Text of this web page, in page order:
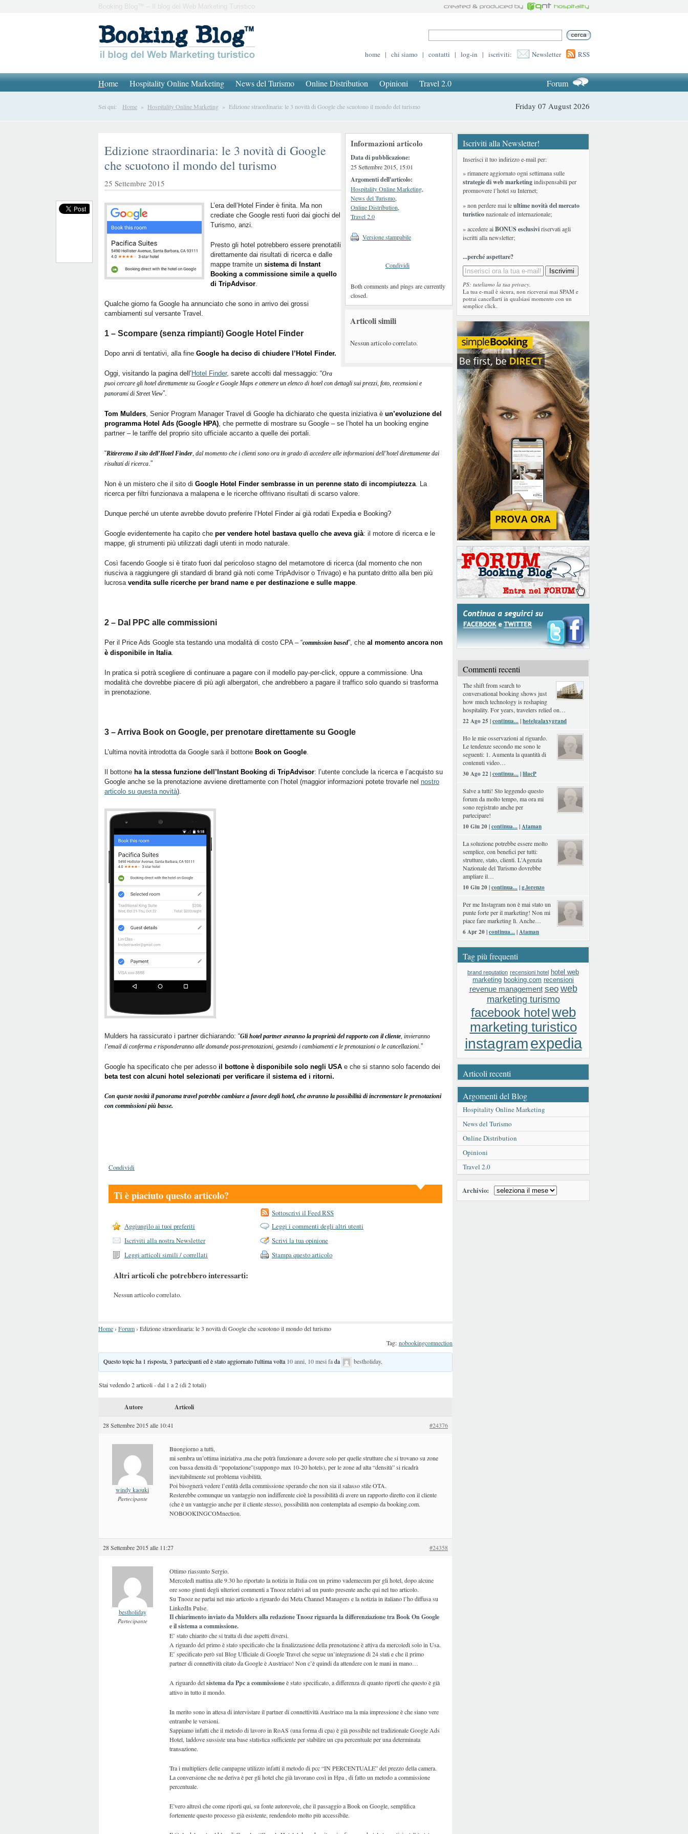
Booking Blog™ – Il blog del Web Marketing Turistico
home | chi siamo | contatti | log-in | iscriviti: Newsletter RSS
Home Hospitality Online Marketing News del Turismo Online Distribution Opinioni Travel 2.0 Forum
Sei qui: Home » Hospitality Online Marketing » Edizione straordinaria: le 3 novità di Google che scuotono il mondo del turismo Friday 07 August 2026
Informazioni articolo
Data di pubblicazione:
25 Settembre 2015, 15:01
Argomenti dell'articolo:
Hospitality Online Marketing,
News del Turismo,
Online Distribution,
Travel 2.0
Versione stampabile
Condividi
Both comments and pings are currently
closed.
Articoli simili
Nessun articolo correlato.
Edizione straordinaria: le 3 novità di Google
che scuotono il mondo del turismo
25 Settembre 2015
L’era dell’Hotel Finder è finita. Ma non
crediate che Google resti fuori dai giochi del
Turismo, anzi.
Presto gli hotel potrebbero essere prenotatili
direttamente dai risultati di ricerca e dalle
mappe tramite un sistema di Instant
Booking a commissione simile a quello
di TripAdvisor.
Qualche giorno fa Google ha annunciato che sono in arrivo dei grossi
cambiamenti sul versante Travel.
1 – Scompare (senza rimpianti) Google Hotel Finder
Dopo anni di tentativi, alla fine Google ha deciso di chiudere l’Hotel Finder.
Oggi, visitando la pagina dell’ Hotel Finder, sarete accolti dal messaggio: “Ora
puoi cercare gli hotel direttamente su Google e Google Maps e ottenere un elenco di hotel con dettagli sui prezzi, foto, recensioni e
panorami di Street View”.
Tom Mulders, Senior Program Manager Travel di Google ha dichiarato che questa iniziativa è un’evoluzione del
programma Hotel Ads (Google HPA), che permette di mostrare su Google – se l’hotel ha un booking engine
partner – le tariffe del proprio sito ufficiale accanto a quelle dei portali.
“Ritireremo il sito dell’Hotel Finder, dal momento che i clienti sono ora in grado di accedere alle informazioni dell’hotel direttamente dai
risultati di ricerca.”
Non è un mistero che il sito di Google Hotel Finder sembrasse in un perenne stato di incompiutezza. La
ricerca per filtri funzionava a malapena e le ricerche offrivano risultati di scarso valore.
Dunque perché un utente avrebbe dovuto preferire l’Hotel Finder ai già rodati Expedia e Booking?
Google evidentemente ha capito che per vendere hotel bastava quello che aveva già: il motore di ricerca e le
mappe, gli strumenti più utilizzati dagli utenti in modo naturale.
Così facendo Google si è tirato fuori dal pericoloso stagno del metamotore di ricerca (dal momento che non
riusciva a raggiungere gli standard di brand già noti come TripAdvisor o Trivago) e ha puntato dritto alla ben più
lucrosa vendita sulle ricerche per brand name e per destinazione e sulle mappe.
2 – Dal PPC alle commissioni
Per il Price Ads Google sta testando una modalità di costo CPA – “commission based”, che al momento ancora non
è disponibile in Italia.
In pratica si potrà scegliere di continuare a pagare con il modello pay-per-click, oppure a commissione. Una
modalità che dovrebbe piacere di più agli albergatori, che andrebbero a pagare il traffico solo quando si trasforma
in prenotazione.
3 – Arriva Book on Google, per prenotare direttamente su Google
L’ultima novità introdotta da Google sarà il bottone Book on Google.
Il bottone ha la stessa funzione dell’Instant Booking di TripAdvisor: l’utente conclude la ricerca e l’acquisto su
Google anche se la prenotazione avviene direttamente con l’hotel (maggior informazioni potete trovarle nel nostro
articolo su questa novità).
Mulders ha rassicurato i partner dichiarando: “Gli hotel partner avranno la proprietà del rapporto con il cliente, invieranno
l’email di conferma e risponderanno alle domande post-prenotazioni, gestendo i cambiamenti e le prenotazioni o le cancellazioni.”
Google ha specificato che per adesso il bottone è disponibile solo negli USA e che si stanno solo facendo dei
beta test con alcuni hotel selezionati per verificare il sistema ed i ritorni.
Con queste novità il panorama travel potrebbe cambiare a favore degli hotel, che avranno la possibilità di incrementare le prenotazioni
con commissioni più basse.
Condividi
Ti è piaciuto questo articolo?
Sottoscrivi il Feed RSS
Aggiungilo ai tuoi preferiti
Leggi i commenti degli altri utenti
Iscriviti alla nostra Newsletter
Scrivi la tua opinione
Leggi articoli simili / correllati
Stampa questo articolo
Altri articoli che potrebbero interessarti:
Nessun articolo correlato.
Home› Forum› Edizione straordinaria: le 3 novità di Google che scuotono il mondo del turismo
Tag: nobookingcomnection
Questo topic ha 1 risposta, 3 partecipanti ed è stato aggiornato l'ultima volta 10 anni, 10 mesi fada bestholiday.
Stai vedendo 2 articoli - dal 1 a 2 (di 2 totali)
Autore Articoli
28 Settembre 2015 alle 10:41 #24376
windy kaouki
Partecipante
Buongiorno a tutti,
mi sembra un’ottima iniziativa ,ma che potrà funzionare a dovere solo per quelle strutture che si trovano su zone
con bassa densità di “popolazione”(suppongo max 10-20 hotels), per le zone ad alta “densità” si ricadrà
inevitabilmente sul problema visibilità.
Poi bisognerà vedere l’entità della commissione sperando che non sia il salasso stile OTA.
Resterebbe comunque un vantaggio non indifferente cioè la possibilità di avere un rapporto diretto con il cliente
(che è un vantaggio anche per il cliente stesso), possibilità non contemplata ad esempio da booking.com.
NOBOOKINGCOMnection.
28 Settembre 2015 alle 11:27 #24358
bestholiday
Partecipante
Ottimo riassunto Sergio.
Mercoledì mattina alle 9.30 ho riportato la notizia in Italia con un primo vademecum per gli hotel, dopo alcune
ore sono giunti degli ulteriori commenti a Tnooz relativi ad un punto presente anche qui nel tuo articolo.
Su Tnooz ne parlai nel mio articolo a riguardo dei Meta Channel Managers e la notizia in italiano l’ho diffusa su
LinkedIn Pulse.
Il chiarimento inviato da Mulders alla redazione Tnooz riguarda la differenziazione tra Book On Google
e il sistema a commissione.
E’ stato chiarito che si tratta di due aspetti diversi.
A riguardo del primo è stato specificato che la finalizzazione della prenotazione è attiva da mercoledì solo in Usa.
E’ specificato però sul Blog Ufficiale di Google Travel che segue un’integrazione di 24 stati e che il primo
partner di connettività citato da Google è Austriaco! Non c’è quindi da attendere con le mani in mano…
A riguardo delsistema da Ppc a commissioneè stato specificato, a differenza di quanto riporti che questo è già
attivo in tutto il mondo.
In merito sono in attesa di intervistare il partner di connettività Austriaco ma la mia impressione è che siano vere
entrambe le versioni.
Sappiamo infatti che il metodo di lavoro in RoAS (una forma di cpa) è già possibile nel tradizionale Google Ads
Hotel, laddove sussiste una base statistica sufficiente per stabilire un cpa percentuale per una determinata
transazione.
Tra i multipliers delle campagne utilizzo infatti il metodo di pcc “IN PERCENTUALE” del prezzo della camera.
La conversione che ne deriva è per gli hotel che già lavorano così in Hpa , di fatto un metodo a commissione
percentuale.
E’vero altresì che come riporti qui, su fonte autorevole, che il passaggio a Book on Google, semplifica
fortemente questo processo già esistente, rendendolo molto più accessibile.
Iscriviti alla Newsletter!
Inserisci il tuo indirizzo e-mail per:
» rimanere aggiornato ogni settimana sulle
strategie di web marketingindispensabili per
promuovere l’hotel su Internet;
» non perdere mai leultime novità del mercato
turisticonazionale ed internazionale;
» accedere aiBONUS esclusiviriservati agli
iscritti alla newsletter;
...perché aspettare?
PS: tuteliamo la tua privacy.
La tua e-mail è sicura, non riceverai mai SPAM e
potrai cancellarti in qualsiasi momento con un
semplice click.
Commenti recenti
The shift from search to
conversational booking shows just
how much technology is reshaping
hospitality. For years, travelers relied on…
22 Ago 25 |continua...|hotelgalaxygrand
Ho le mie osservazioni al riguardo.
Le tendenze secondo me sono le
seguenti: 1. Aumenta la quantità di
contenuti video…
30 Ago 22 |continua...|lilacP
Salve a tutti! Sto leggendo questo
forum da molto tempo, ma ora mi
sono registrato anche per
partecipare!
10 Giu 20 |continua...|Ataman
La soluzione potrebbe essere molto
semplice, con benefici per tutti:
strutture, stato, clienti. L'Agenzia
Nazionale del Turismo dovrebbe
ampliare il…
10 Giu 20 |continua...|g.lorenzo
Per me Instagram non è mai stato un
punte forte per il marketing! Non mi
piace fare marketing lì. Anche…
6 Apr 20 |continua...|Ataman
Tag più frequenti
brand reputation recensioni hotel hotel web
marketing booking.com recensioni
revenue management seo web
marketing turismo
facebook hotelweb
marketing turistico
instagramexpedia
Articoli recenti
Argomenti del Blog
Hospitality Online Marketing
News del Turismo
Online Distribution
Opinioni
Travel 2.0
Archivio: